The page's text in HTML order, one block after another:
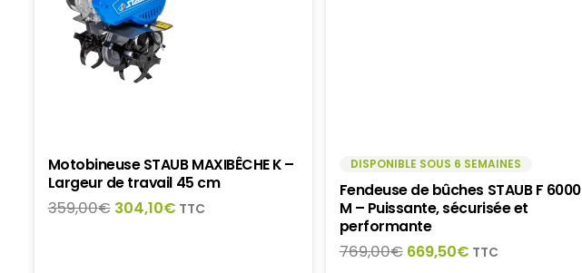
Motobineuse STAUB MAXIBÊCHE K –
Largeur de travail 45 cm
359,00€ Le
304,10€Le
TTC
DISPONIBLE SOUS 6 SEMAINES
Fendeuse de bûches STAUB F 6000
M – Puissante, sécurisée et
performante
769,00€ Le
669,50€Le
TTC